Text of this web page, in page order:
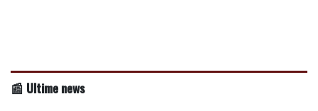
📰 Ultime news